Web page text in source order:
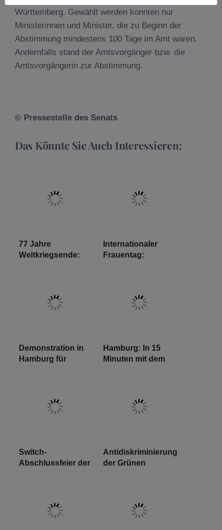
Württemberg. Gewählt werden konnten nur
Ministerinnen und Minister, die zu Beginn der
Abstimmung mindestens 100 Tage im Amt waren.
Andernfalls stand der Amtsvorgänger bzw. die
Amtsvorgängerin zur Abstimmung.
© Pressestelle des Senats
Das Könnte Sie Auch Interessieren:
77 Jahre
Weltkriegsende:
Internationaler
Frauentag:
Hamburg
Demonstration in
Hamburg für
Hamburg: In 15
Minuten mit dem
Switch-
Abschlussfeier der
Antidiskriminierungskongress
der Grünen